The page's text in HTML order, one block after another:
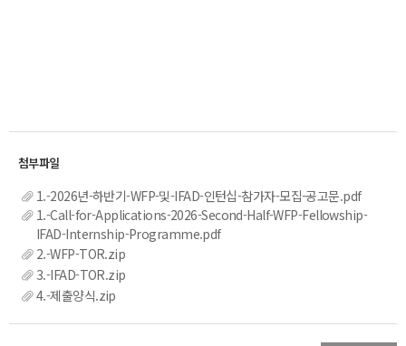
1.-2026년-하반기-WFP-및-IFAD-인턴십-참가자-모집-공고문.pdf
1.-Call-for-Applications-2026-Second-Half-WFP-Fellowship-
IFAD-Internship-Programme.pdf
2.-WFP-TOR.zip
3.-IFAD-TOR.zip
4.-제출양식.zip